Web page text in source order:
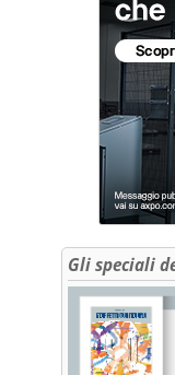
Gli speciali